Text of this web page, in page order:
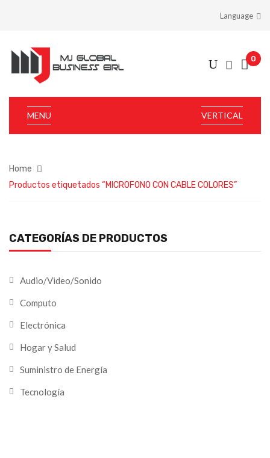
Language
0
VERTICAL
MENU
Home
Productos etiquetados “MICROFONO CON CABLE COLORES”
CATEGORÍAS DE PRODUCTOS
Audio/Video/Sonido
Computo
Electrónica
Hogar y Salud
Suministro de Energía
Tecnología